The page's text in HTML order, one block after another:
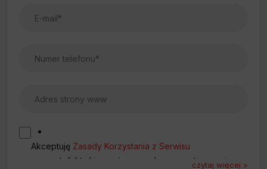
Akceptuję Zasady Korzystania z Serwisu
www.artefakt.pl i wyrażam zgodę na przetwarzanie
czytaj więcej >